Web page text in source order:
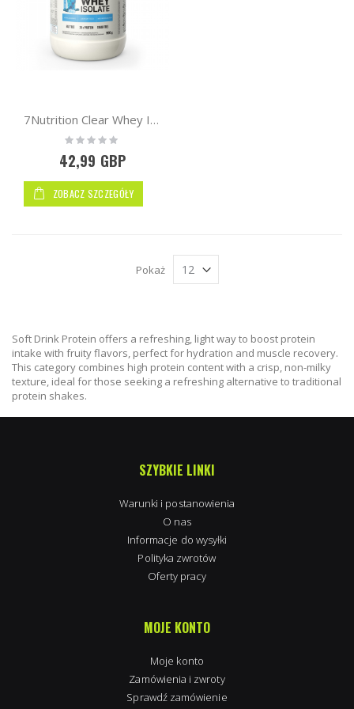
7Nutrition Clear Whey Isolate 900g
Rating:
0%
42,99 GBP
ZOBACZ SZCZEGÓŁY
Pokaż
Soft Drink Protein offers a refreshing, light way to boost protein
intake with fruity flavors, perfect for hydration and muscle recovery.
This category combines high protein content with a crisp, non-milky
texture, ideal for those seeking a refreshing alternative to traditional
protein shakes.
SZYBKIE LINKI
Warunki i postanowienia
O nas
Informacje do wysyłki
Polityka zwrotów
Oferty pracy
MOJE KONTO
Moje konto
Zamówienia i zwroty
Sprawdź zamówienie